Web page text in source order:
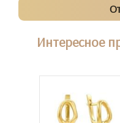
Интересное